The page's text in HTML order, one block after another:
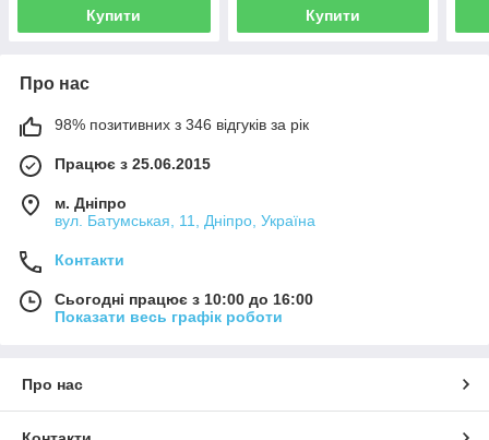
Купити Купити
Про нас
98% позитивних з 346 відгуків за рік
Працює з 25.06.2015
м. Дніпро
вул. Батумськая, 11, Дніпро, Україна
Контакти
Сьогодні працює з 10:00 до 16:00
Показати весь графік роботи
Про нас